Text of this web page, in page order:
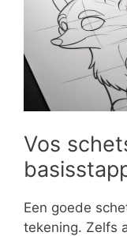
Vos
Een goede
tekening. Zelfs